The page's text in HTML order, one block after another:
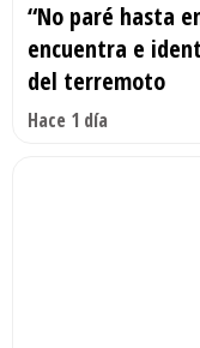
“No paré hasta
encuentra e
del terremoto
Hace 1 día